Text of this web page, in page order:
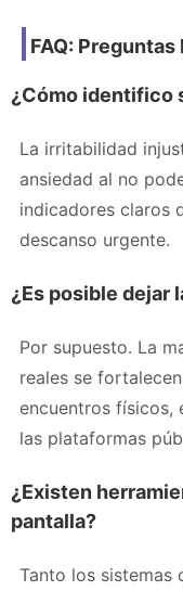
FAQ:
¿Cómo identifico
La irritabilidad
ansiedad al no
indicadores claros
descanso urgente.
¿Es posible dejar
Por supuesto. La
reales se
encuentros físicos,
las plataformas
¿Existen
pantalla?
Tanto los sistemas